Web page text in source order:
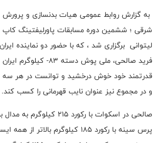
به گزارش روابط عمومی هیات بدنسازی و پرورش
شرقی ؛ ششمین دوره مسابقات پاورلیفتینگ کاپ
لیتوانی برگزاری شد ، که با حضور دو نماینده
فرید صالحی، ملی پوش دسته
قدرتمند خود خوش درخشید و توانست در هر سه
و در مجموع نیز عنوان نایب قهرمانی را کسب کند.
صالحی در اسکوات با رکورد 215
پرس سینه با رکورد 185 کیلوگرم